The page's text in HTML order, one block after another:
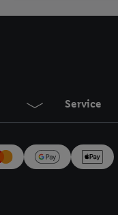
Service
maar het niet te
mailadres en met
Onder "Aanpassen"
Door te klikken op
technieken worden
inclusief over de
trekken, vind je in onze
over de cookies die